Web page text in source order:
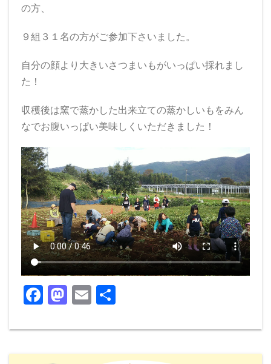
の方、
９組３１名の方がご参加下さいました。
自分の顔より大きいさつまいもがいっぱい採れまし
た！
収穫後は窯で蒸かした出来立ての蒸かしいもをみん
なでお腹いっぱい美味しくいただきました！
F
a
c
e
M
a
st
o
E
m
ai
l